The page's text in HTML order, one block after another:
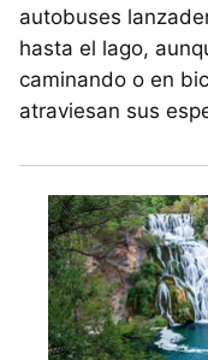
autobuses
hasta el lago,
caminando o en
atraviesan sus